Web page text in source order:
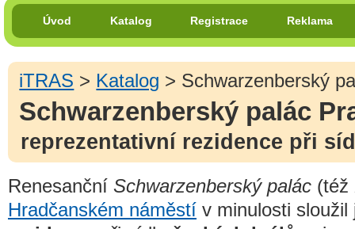
Úvod Katalog Registrace Reklama
iTRAS > Katalog > Schwarzenberský
Schwarzenberský palác
reprezentativní rezidence při
Renesanční Schwarzenberský palác (též
Hradčanském náměstí v minulosti